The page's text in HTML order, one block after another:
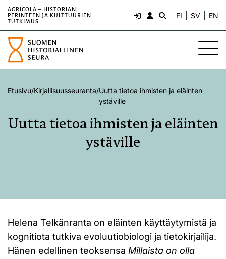
AGRICOLA – HISTORIAN,
PERINTEEN JA KULTTUURIEN
TUTKIMUS
FI SV EN
Etusivu/Kirjallisuusseuranta/Uutta tietoa ihmisten ja eläinten
ystäville
Uutta tietoa ihmisten ja eläinten
ystäville
Helena Telkänranta on eläinten käyttäytymistä ja
kognitiota tutkiva evoluutiobiologi ja tietokirjailija.
Hänen edellinen teoksensa Millaista on olla